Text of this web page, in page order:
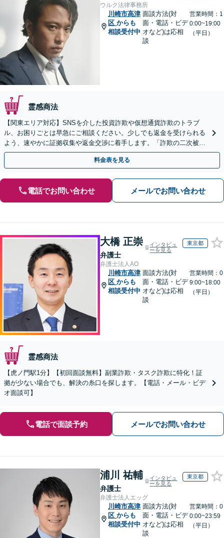
ウルク法律事務所
川崎市高津
区 からも
相談受付中
面談方法(対
面・電話・ビデ
オなど)は応相
談
営業時間：1
0:00~19:00
（平日）
霊感商法
【関東エリア対応】SNSを介した投資詐欺や仮想通貨詐欺のトラブ
ル、お困りごとは早急にご相談ください。少しでも返金を受けられる
よう、速やかに証拠収集や返金交渉に着手します。「詐欺の二次被
害」のご相談も対応します【初回相談無料】【Web相談可】
料金表を見る
電話でお問い合わせ メールでお問い合わせ
大橋 正崇
弁護士
インタビュ
ーを見る
東京都
弁護士法人AO
川崎市高津
区 からも
相談受付中
面談方法(対
面・電話・ビデ
オなど)は応相
談
営業時間：0
9:00~18:00
（平日）
霊感商法
【虎ノ門駅1分】【初回面談無料】副業詐欺・タスク詐欺に特化！証
拠が少ない場合でも、解決の糸口を探します。【電話・メール・ビデ
オ面談可】
電話で面談予約 メールでお問い合わせ
浦川 祐輔
弁護士
インタビュ
ーを見る
東京都
弁護士法人エッグ
川崎市高津
区 からも
相談受付中
面談方法(対
面・電話・ビデ
オなど)は応相
談
営業時間：0
0:00~23:59
（平日）